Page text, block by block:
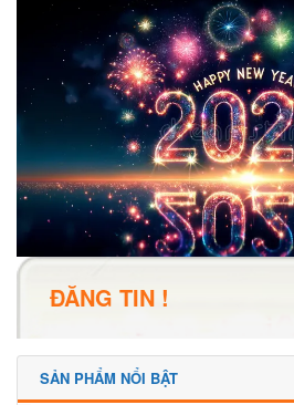
ĐĂNG TIN !
SẢN PHẨM NỔI BẬT